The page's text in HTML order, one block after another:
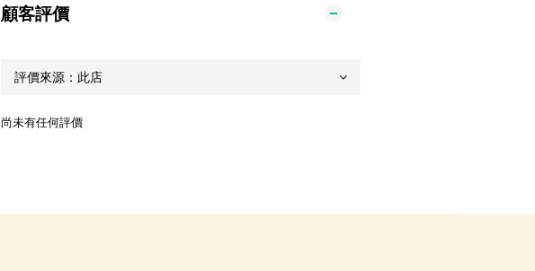
顧客評價
尚未有任何評價